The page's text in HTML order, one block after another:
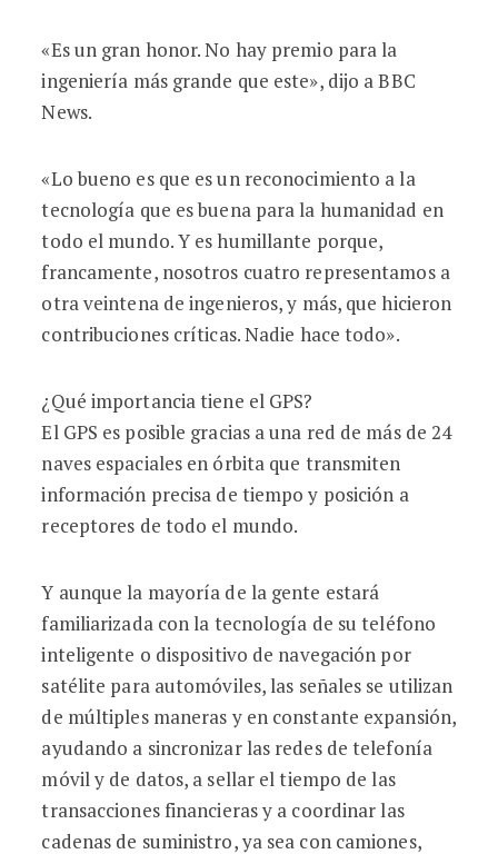
«Es un gran honor. No hay premio para la
ingeniería más grande que este», dijo a BBC
News.
«Lo bueno es que es un reconocimiento a la
tecnología que es buena para la humanidad en
todo el mundo. Y es humillante porque,
francamente, nosotros cuatro representamos a
otra veintena de ingenieros, y más, que hicieron
contribuciones críticas. Nadie hace todo».
¿Qué importancia tiene el GPS?
El GPS es posible gracias a una red de más de 24
naves espaciales en órbita que transmiten
información precisa de tiempo y posición a
receptores de todo el mundo.
Y aunque la mayoría de la gente estará
familiarizada con la tecnología de su teléfono
inteligente o dispositivo de navegación por
satélite para automóviles, las señales se utilizan
de múltiples maneras y en constante expansión,
ayudando a sincronizar las redes de telefonía
móvil y de datos, a sellar el tiempo de las
transacciones financieras y a coordinar las
cadenas de suministro, ya sea con camiones,